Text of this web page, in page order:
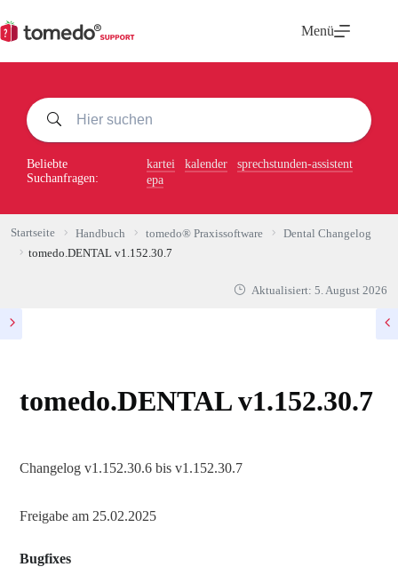
Inhalt
springen
Menü
Beliebte
Suchanfragen:
kartei kalender
sprechstunden-assistent
epa
Startseite Handbuch tomedo® Praxissoftware
Dental Changelog
tomedo.DENTAL v1.152.30.7
Aktualisiert: 5. August 2026
tomedo.DENTAL v1.152.30.7
Changelog v1.152.30.6 bis v1.152.30.7
Freigabe am 25.02.2025
Bugfixes